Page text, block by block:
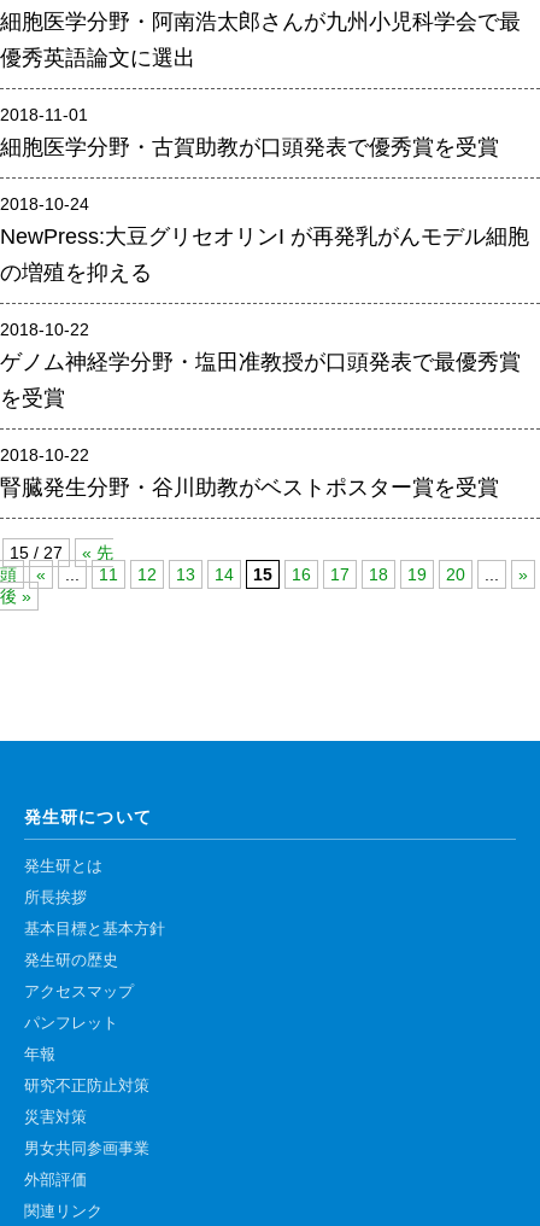
組織幹細胞分野
幹細胞誘導分野
胎盤発生分野
脳発生分野
腎臓発生分野
生殖発生分野
筋発生再生分野
入学・求人案内
入学者案内
研究支援
リエゾンラボLILAについて
リエゾンラボ利用申込み
顕微鏡・画像解析支援
バイオインフォマティクス
研究試料供給
In situ hybridization
キャピラリーシーケンス
予 約
共通機器予約
カンファレンス・ルーム予約
大判プリンター予約
細胞医学分野・阿南浩太郎さんが九州小児科学会で最
優秀英語論文に選出
2018-11-01
細胞医学分野・古賀助教が口頭発表で優秀賞を受賞
2018-10-24
NewPress:大豆グリセオリンI が再発乳がんモデル細胞
の増殖を抑える
2018-10-22
ゲノム神経学分野・塩田准教授が口頭発表で最優秀賞
を受賞
2018-10-22
腎臓発生分野・谷川助教がベストポスター賞を受賞
15 / 27
« 先
頭
« 11 12 13 14 15 16 17 18 19 20
»
後 »
発生研について
発生研とは
所長挨拶
基本目標と基本方針
発生研の歴史
アクセスマップ
パンフレット
年報
研究不正防止対策
災害対策
男女共同参画事業
外部評価
関連リンク